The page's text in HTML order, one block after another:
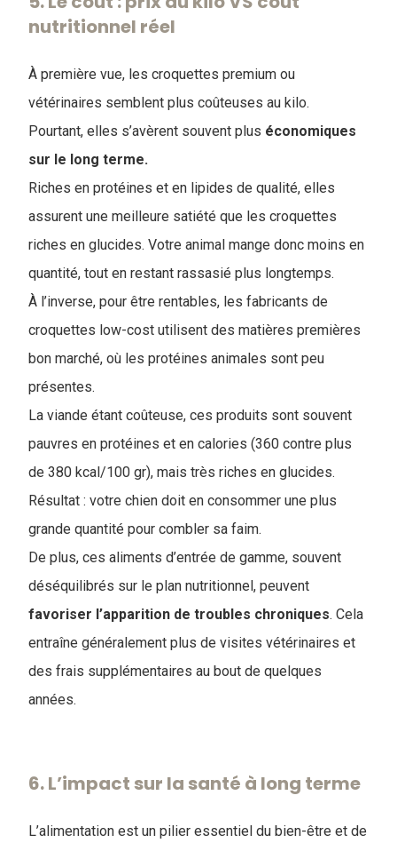
nutritionnel réel
À première vue, les croquettes premium ou
vétérinaires semblent plus coûteuses au kilo.
Pourtant, elles s’avèrent souvent plus économiques
sur le long terme.
Riches en protéines et en lipides de qualité, elles
assurent une meilleure satiété que les croquettes
riches en glucides. Votre animal mange donc moins en
quantité, tout en restant rassasié plus longtemps.
À l’inverse, pour être rentables, les fabricants de
croquettes low-cost utilisent des matières premières
bon marché, où les protéines animales sont peu
présentes.
La viande étant coûteuse, ces produits sont souvent
pauvres en protéines et en calories (360 contre plus
de 380 kcal/100 gr), mais très riches en glucides.
Résultat : votre chien doit en consommer une plus
grande quantité pour combler sa faim.
De plus, ces aliments d’entrée de gamme, souvent
déséquilibrés sur le plan nutritionnel, peuvent
favoriser l’apparition de troubles chroniques. Cela
entraîne généralement plus de visites vétérinaires et
des frais supplémentaires au bout de quelques
années.
6. L’impact sur la santé à long terme
L’alimentation est un pilier essentiel du bien-être et de